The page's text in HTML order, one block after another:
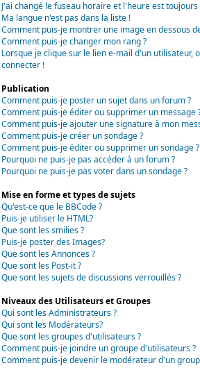
J'ai changé le fuseau horaire et l'heure est
Ma langue n'est pas dans la liste !
Comment puis-je montrer une image en dessous
Comment puis-je changer mon rang ?
Lorsque je clique sur le lien e-mail d'un utilisateur,
connecter !
Publication
Comment puis-je poster un sujet dans un forum ?
Comment puis-je éditer ou supprimer un message
Comment puis-je ajouter une signature à mon
Comment puis-je créer un sondage ?
Comment puis-je éditer ou supprimer un sondage ?
Pourquoi ne puis-je pas accéder à un forum ?
Pourquoi ne puis-je pas voter dans un sondage ?
Mise en forme et types de sujets
Qu'est-ce que le BBCode ?
Puis-je utiliser le HTML?
Que sont les smilies ?
Puis-je poster des Images?
Que sont les Annonces ?
Que sont les Post-it ?
Que sont les sujets de discussions verrouillés ?
Niveaux des Utilisateurs et Groupes
Qui sont les Administrateurs ?
Qui sont les Modérateurs?
Que sont les groupes d'utilisateurs ?
Comment puis-je joindre un groupe d'utilisateurs ?
Comment puis-je devenir le modérateur d'un